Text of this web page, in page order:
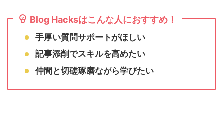
Blog Hacksはこんな人におすすめ！
手厚い質問サポートがほしい
記事添削でスキルを高めたい
仲間と切磋琢磨ながら学びたい